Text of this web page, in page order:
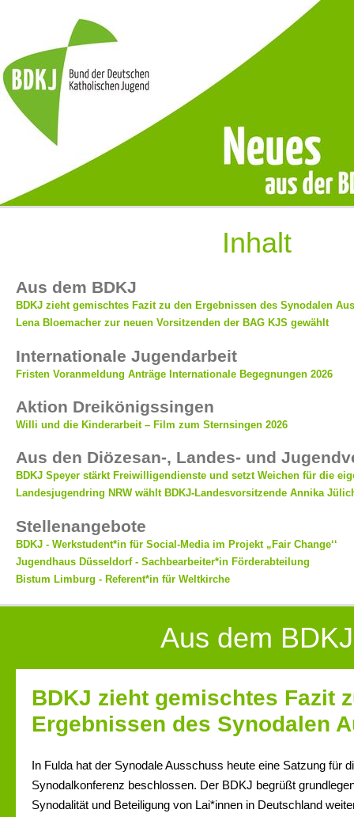
Inhalt
Aus dem BDKJ
BDKJ zieht gemischtes Fazit zu den Ergebnissen des Synodalen
Lena Bloemacher zur neuen Vorsitzenden der BAG KJS gewählt
Internationale Jugendarbeit
Fristen Voranmeldung Anträge Internationale Begegnungen 2026
Aktion Dreikönigssingen
Willi und die Kinderarbeit – Film zum Sternsingen 2026
Aus den Diözesan-, Landes- und
BDKJ Speyer stärkt Freiwilligendienste und setzt Weichen für die
Landesjugendring NRW wählt BDKJ-Landesvorsitzende Annika
Stellenangebote
BDKJ - Werkstudent*in für Social-Media im Projekt „Fair Change‘‘
Jugendhaus Düsseldorf - Sachbearbeiter*in Förderabteilung
Bistum Limburg - Referent*in für Weltkirche
Aus dem BDKJ
BDKJ zieht gemischtes Fazit
Ergebnissen des Synodalen
In Fulda hat der Synodale Ausschuss heute eine Satzung für
Synodalkonferenz beschlossen. Der BDKJ begrüßt
Synodalität und Beteiligung von Lai*innen in Deutschland